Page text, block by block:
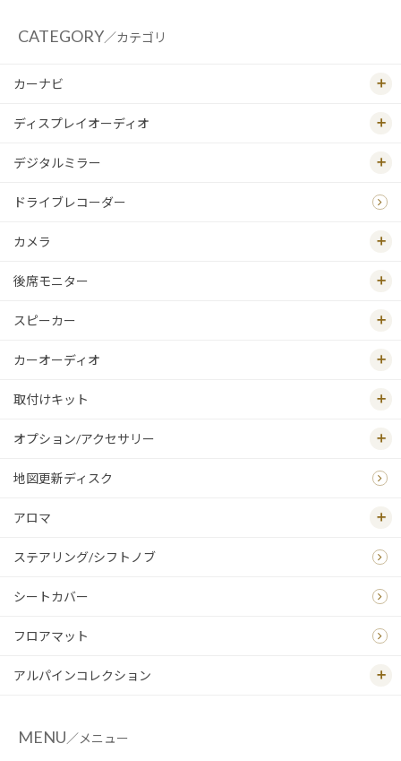
CATEGORY／カテゴリ
カーナビ
ディスプレイオーディオ
デジタルミラー
ドライブレコーダー
カメラ
後席モニター
スピーカー
カーオーディオ
取付けキット
オプション/アクセサリー
地図更新ディスク
アロマ
ステアリング/シフトノブ
シートカバー
フロアマット
アルパインコレクション
MENU／メニュー